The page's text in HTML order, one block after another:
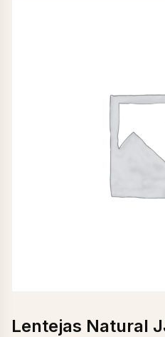
Lentejas Natural